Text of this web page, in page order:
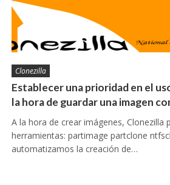
Clonezilla
Establecer una prioridad en el
la hora de guardar una imagen
A la hora de crear imágenes, Clonezilla
herramientas: partimage partclone
automatizamos la creación de…